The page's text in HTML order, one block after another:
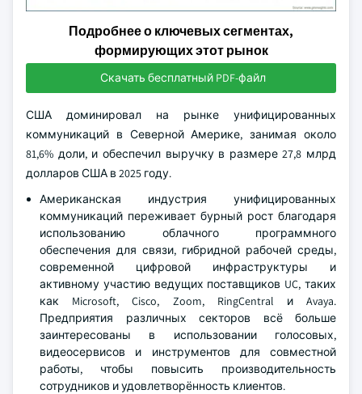
Подробнее о ключевых сегментах,
формирующих этот рынок
Скачать бесплатный PDF-файл
США доминировал на рынке унифицированных
коммуникаций в Северной Америке, занимая около
81,6% доли, и обеспечил выручку в размере 27,8 млрд
долларов США в 2025 году.
Американская индустрия унифицированных
коммуникаций переживает бурный рост благодаря
использованию облачного программного
обеспечения для связи, гибридной рабочей среды,
современной цифровой инфраструктуры и
активному участию ведущих поставщиков UC, таких
как Microsoft, Cisco, Zoom, RingCentral и Avaya.
Предприятия различных секторов всё больше
заинтересованы в использовании голосовых,
видеосервисов и инструментов для совместной
работы, чтобы повысить производительность
сотрудников и удовлетворённость клиентов.